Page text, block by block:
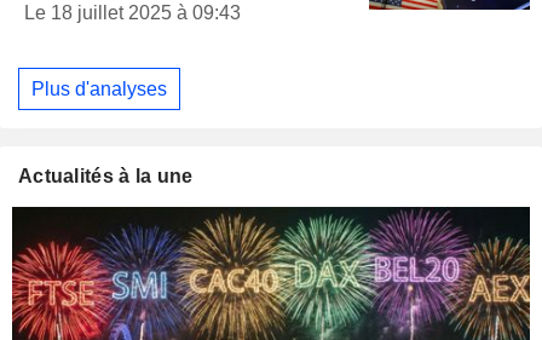
Le 18 juillet 2025 à 09:43
Plus d'analyses
Actualités à la une